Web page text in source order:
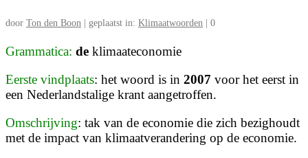
door Ton den Boon geplaatst in: Klimaatwoorden 0
Grammatica: de klimaateconomie
Eerste vindplaats: het woord is in 2007 voor het eerst in
een Nederlandstalige krant aangetroffen.
Omschrijving: tak van de economie die zich bezighoudt
met de impact van klimaatverandering op de economie.